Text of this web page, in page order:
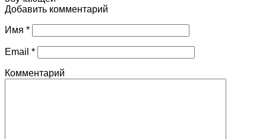
Добавить комментарий
Имя *
Email *
Комментарий